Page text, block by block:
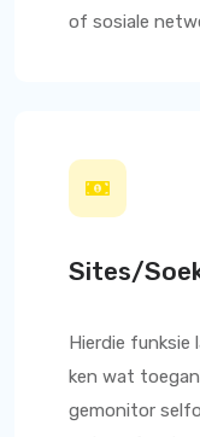
of sosiale
Sites/
Hierdie funksie
ken wat
gemonitor